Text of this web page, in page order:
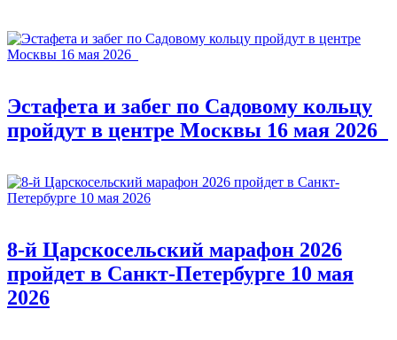
Эстафета и забег по Садовому кольцу
пройдут в центре Москвы 16 мая 2026
8-й Царскосельский марафон 2026
пройдет в Санкт-Петербурге 10 мая
2026